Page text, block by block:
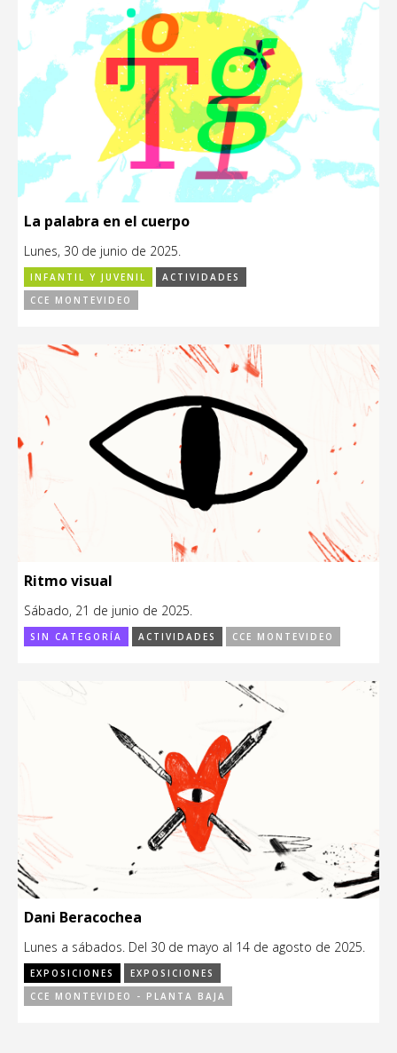
La palabra en el cuerpo
Lunes, 30 de junio de 2025.
INFANTIL Y JUVENIL
ACTIVIDADES
CCE MONTEVIDEO
Ritmo visual
Sábado, 21 de junio de 2025.
SIN CATEGORÍA ACTIVIDADES CCE MONTEVIDEO
Dani Beracochea
Lunes a sábados. Del 30 de mayo al 14 de agosto de 2025.
EXPOSICIONES
EXPOSICIONES
CCE MONTEVIDEO - PLANTA BAJA